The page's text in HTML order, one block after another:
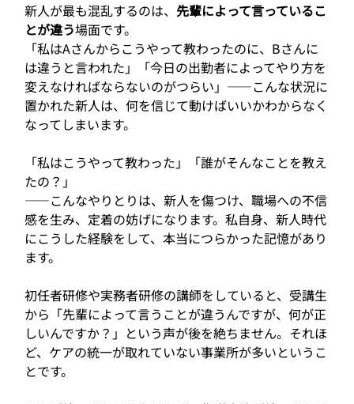
新人が最も混乱するのは、 先輩によって言っているこ
とが違う場面です。
「私はAさんからこうやって教わったのに、Bさんに
は違うと言われた」「今日の出勤者によってやり方を
変えなければならないのがつらい」——こんな状況に
置かれた新人は、何を信じて動けばいいかわからなく
なってしまいます。
「私はこうやって教わった」「誰がそんなことを教え
たの？」
——こんなやりとりは、新人を傷つけ、職場への不信
感を生み、定着の妨げになります。私自身、新人時代
にこうした経験をして、本当につらかった記憶があり
ます。
初任者研修や実務者研修の講師をしていると、受講生
から「先輩によって言うことが違うんですが、何が正
しいんですか？」という声が後を絶ちません。それほ
ど、ケアの統一が取れていない事業所が多いというこ
とです。